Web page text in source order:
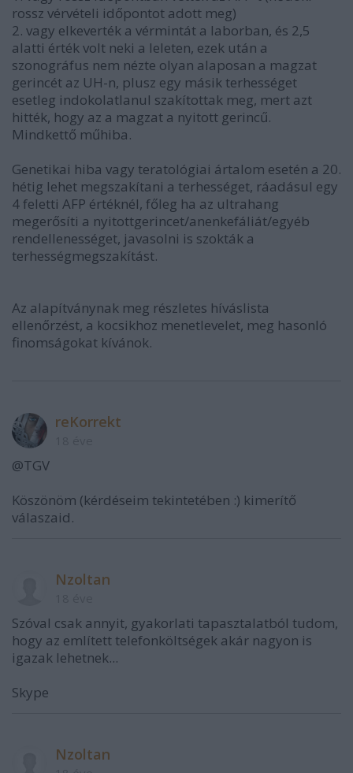
rossz vérvételi időpontot adott meg)
2. vagy elkeverték a vérmintát a laborban, és 2,5
alatti érték volt neki a leleten, ezek után a
szonográfus nem nézte olyan alaposan a magzat
gerincét az UH-n, plusz egy másik terhességet
esetleg indokolatlanul szakítottak meg, mert azt
hitték, hogy az a magzat a nyitott gerincű.
Mindkettő műhiba.
Genetikai hiba vagy teratológiai ártalom esetén a 20.
hétig lehet megszakítani a terhességet, ráadásul egy
4 feletti AFP értéknél, főleg ha az ultrahang
megerősíti a nyitottgerincet/anenkefáliát/egyéb
rendellenességet, javasolni is szokták a
terhességmegszakítást.
Az alapítványnak meg részletes híváslista
ellenőrzést, a kocsikhoz menetlevelet, meg hasonló
finomságokat kívánok.
reKorrekt
@TGV
Köszönöm (kérdéseim tekintetében :) kimerítő
válaszaid.
Nzoltan
Szóval csak annyit, gyakorlati tapasztalatból tudom,
hogy az említett telefonköltségek akár nagyon is
igazak lehetnek...
Skype
Nzoltan